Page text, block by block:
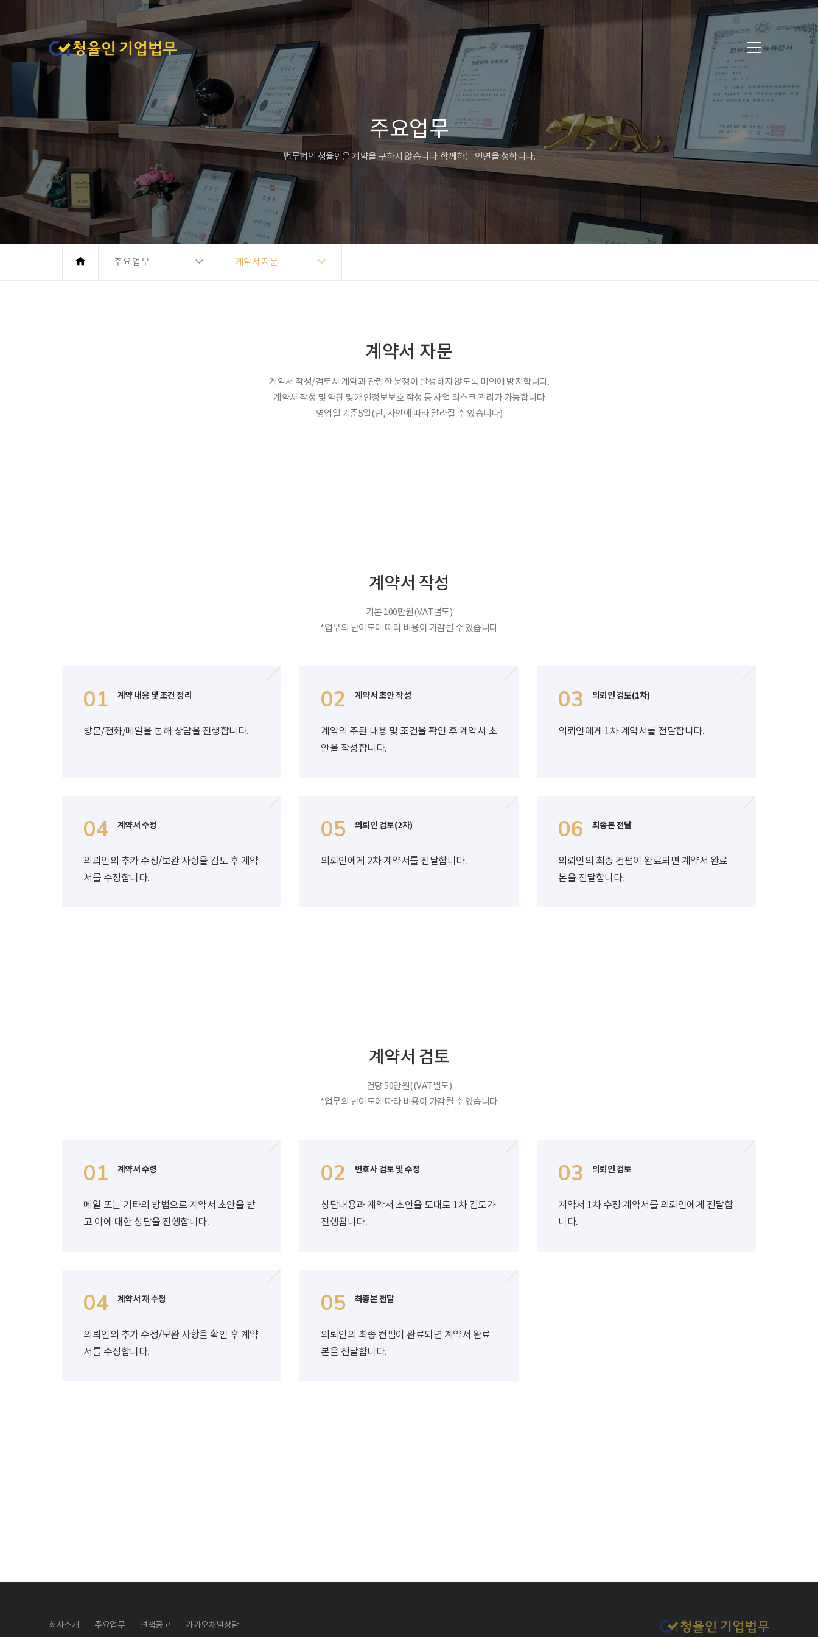
주요업무
법무법인 청율인은 계약을 구하지 않습니다. 함께하는 인연을 청합니다.
주요업무 계약서 자문
계약서 자문
계약서 작성/검토시 계약과 관련한 분쟁이 발생하지 않도록 미연에 방지합니다.
계약서 작성 및 약관 및 개인정보보호 작성 등 사업 리스크 관리가 가능합니다
영업일 기준5일(단, 사안에 따라 달라질 수 있습니다)
계약서 작성
기본 100만원(VAT별도)
*업무의 난이도에 따라 비용이 가감될 수 있습니다
01 계약 내용 및 조건 정리
방문/전화/메일을 통해 상담을 진행합니다.
02 계약서 초안 작성
계약의 주된 내용 및 조건을 확인 후 계약서 초
안을 작성합니다.
03 의뢰인 검토(1차)
의뢰인에게 1차 계약서를 전달합니다.
04 계약서 수정
의뢰인의 추가 수정/보완 사항을 검토 후 계약
서를 수정합니다.
05 의뢰인 검토(2차)
의뢰인에게 2차 계약서를 전달합니다.
06 최종본 전달
의뢰인의 최종 컨펌이 완료되면 계약서 완료
본을 전달합니다.
계약서 검토
건당 50만원((VAT별도)
*업무의 난이도에 따라 비용이 가감될 수 있습니다
01 계약서 수령
메일 또는 기타의 방법으로 계약서 초안을 받
고 이에 대한 상담을 진행합니다.
02 변호사 검토 및 수정
상담내용과 계약서 초안을 토대로 1차 검토가
진행됩니다.
03 의뢰인 검토
계약서 1차 수정 계약서를 의뢰인에게 전달합
니다.
04 계약서 재 수정
의뢰인의 추가 수정/보완 사항을 확인 후 계약
서를 수정합니다.
05 최종본 전달
의뢰인의 최종 컨펌이 완료되면 계약서 완료
본을 전달합니다.
회사소개 주요업무 면책공고 카카오채널상담